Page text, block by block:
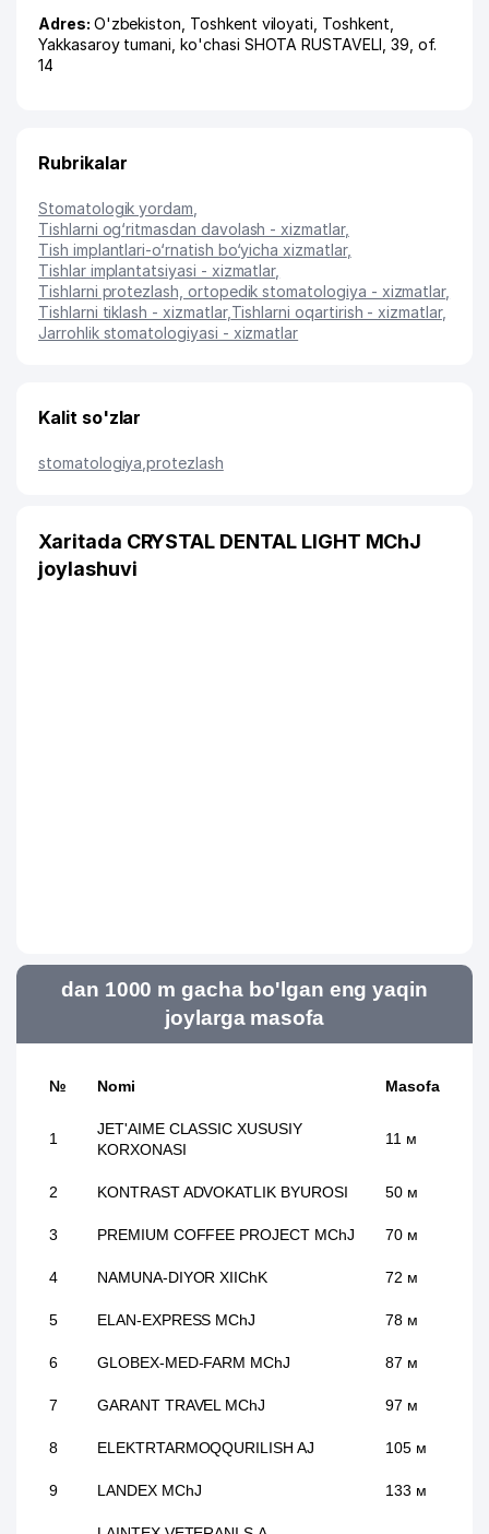
Adres: O'zbekiston, Toshkent viloyati Toshkent
Yakkasaroy tumani ,ko'chasi SHOTA RUSTAVELI , 39, of.
14
Rubrikalar
Stomatologik yordam
Tishlarni og‘ritmasdan davolash - xizmatlar,
Tish implantlari-o‘rnatish bo‘yicha xizmatlar,
Tishlar implantatsiyasi - xizmatlar,
Tishlarni protezlash, ortopedik stomatologiya - xizmatlar,
Tishlarni tiklash - xizmatlar, Tishlarni oqartirish - xizmatlar,
Jarrohlik stomatologiyasi - xizmatlar
Kalit so'zlar
stomatologiya ,protezlash
Xaritada CRYSTAL DENTAL LIGHT MChJ
joylashuvi
dan 1000 m gacha bo'lgan eng yaqin
joylarga masofa
№ Nomi Masofa
1
JET'AIME CLASSIC XUSUSIY
KORXONASI
11 м
2 KONTRAST ADVOKATLIK BYUROSI 50 м
3 PREMIUM COFFEE PROJECT MChJ 70 м
4 NAMUNA-DIYOR XIIChK 72 м
5 ELAN-EXPRESS MChJ 78 м
6 GLOBEX-MED-FARM MChJ 87 м
7 GARANT TRAVEL MChJ 97 м
8 ELEKTRTARMOQQURILISH AJ 105 м
9 LANDEX MChJ 133 м